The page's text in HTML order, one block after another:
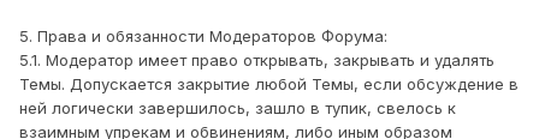
5. Права и обязанности Модераторов Форума:
5.1. Модератор имеет право открывать, закрывать и удалять
Темы. Допускается закрытие любой Темы, если обсуждение в
ней логически завершилось, зашло в тупик, свелось к
взаимным упрекам и обвинениям, либо иным образом